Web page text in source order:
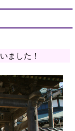
ました！